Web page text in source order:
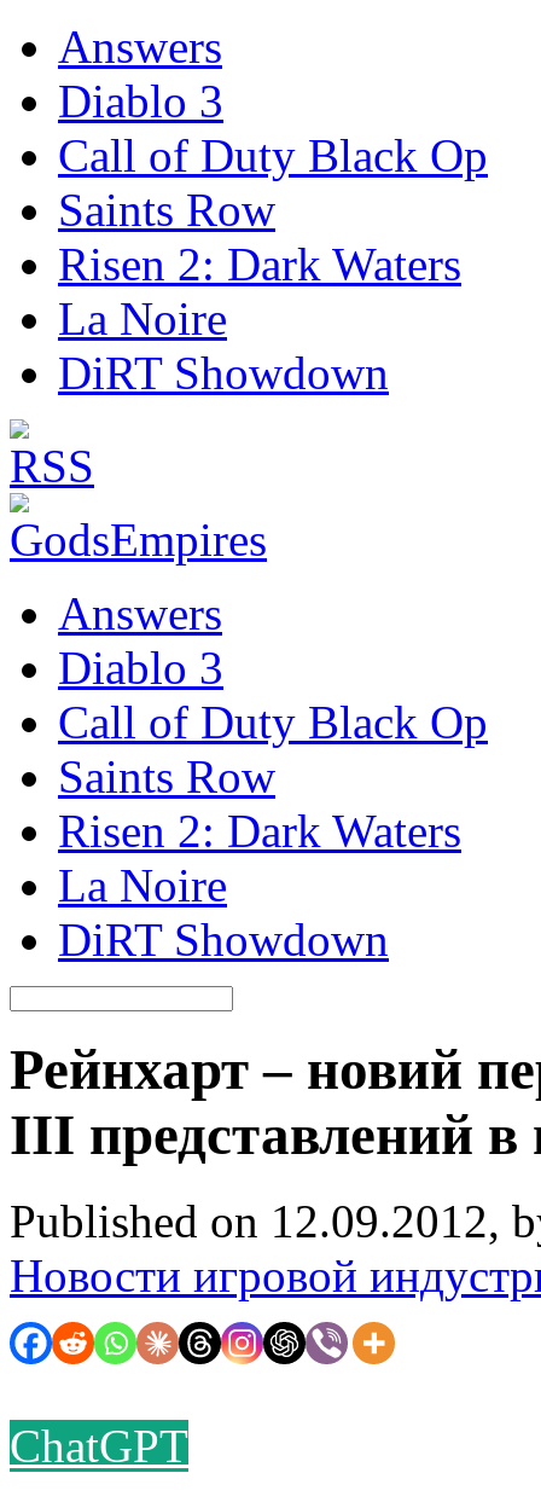
Answers
Diablo 3
Call of Duty Black Op
Saints Row
Risen 2: Dark Waters
La Noire
DiRT Showdown
Answers
Diablo 3
Call of Duty Black Op
Saints Row
Risen 2: Dark Waters
La Noire
DiRT Showdown
Рейнхарт – новий
III представлений в
Published on 12.09.2012,
Новости игровой
ChatGPT